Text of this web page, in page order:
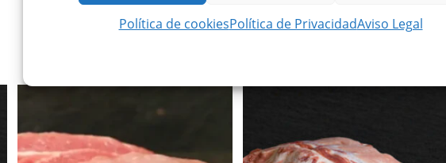
Política de cookiesPolítica de PrivacidadAviso Legal